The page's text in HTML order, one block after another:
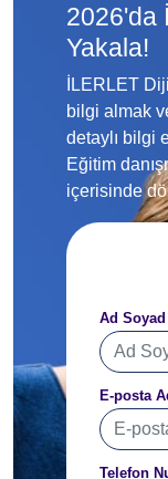
2026'da
Yakala!
İLERLET
bilgi almak
detaylı bilgi
Eğitim
içerisinde
Ad Soyad
E-posta
Telefon